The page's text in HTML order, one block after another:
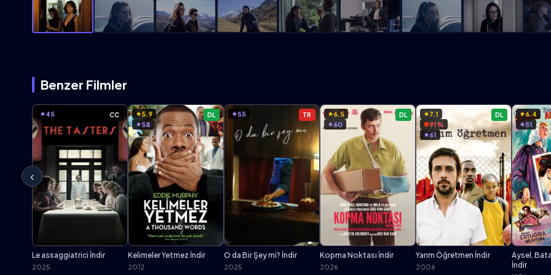
Benzer Filmler
‹
CC
45
Le assaggiatrici İndir
2025
DL
5.9
58
Kelimeler Yetmez İndir
2012
TR
55
O da Bir Şey mi? İndir
2025
DL
6.5
60
Kopma Noktası İndir
2026
DL
7.1
91%
61
Yarım Öğretmen İndir
2006
6.4
51
Aysel,
İndir